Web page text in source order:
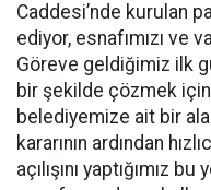
Caddesi’nde kurulan
ediyor, esnafımızı ve
Göreve geldiğimiz ilk
bir şekilde çözmek
belediyemize ait bir
kararının ardından
açılışını yaptığımız